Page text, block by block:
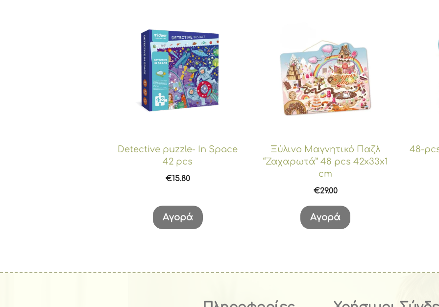
Detective puzzle- In Space
42 pcs
€15.80
Αγορά
Ξύλινο Μαγνητικό Παζλ
“Ζαχαρωτά” 48 pcs 42x33x1
cm
€29.00
Αγορά
48-